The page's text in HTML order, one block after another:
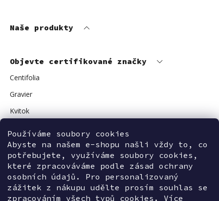
Používáme soubory cookies
Abyste na našem e-shopu našli vždy to, co
potřebujete, využíváme soubory cookies,
které zpracováváme podle zásad ochrany
osobních údajů. Pro personalizovaný
zážitek z nákupu udělte prosím souhlas se
zpracováním všech typů cookies. Více
Naše produkty
Objevte certifikované značky
Centifolia
Gravier
Kvitok
Avant Skincare
Sonnentor